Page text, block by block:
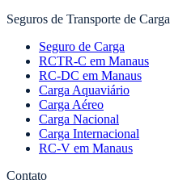
Seguros de Transporte de Carga
Seguro de Carga
RCTR-C em Manaus
RC-DC em Manaus
Carga Aquaviário
Carga Aéreo
Carga Nacional
Carga Internacional
RC-V em Manaus
Contato